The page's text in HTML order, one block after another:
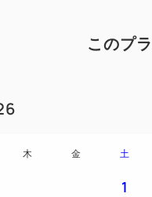
このプ
木 金 土
1